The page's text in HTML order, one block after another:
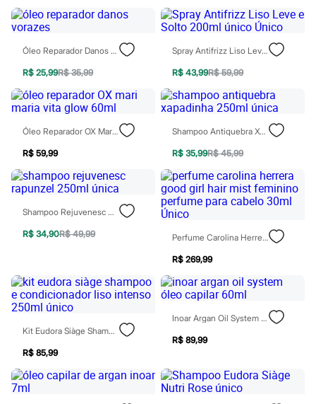
Moda esportiva
Shorts e Saias
Vestidos
Masculino
Em alta
Dia dos Pais
Inverno
Novidades
Roupas
Camisas
Calças
Camisetas e Regatas
Casacos e Jaquetas
Jeans
Polos
Acessórios
Bolsas e Mochilas
Chapéus e Bonés
Óculos
Relógios
Calçados
Botas
Chinelos
Sapatos
Sandálias e Papetes
Tênis
Moda esportiva
Acessórios
Óleo Reparador Danos Vorazes
R$ 25,99R$ 35,99
Spray Antifrizz Liso Leve E Solto 200ml Único Único
R$ 43,99R$ 59,99
Óleo Reparador OX Mari Maria Vita Glow 60ml
R$ 59,99
Shampoo Antiquebra Xapadinha 250ml Única
R$ 35,99R$ 45,99
Shampoo Rejuvenesc Rapunzel 250ml Única
R$ 34,90R$ 49,99 Perfume Carolina Herrera Good Girl Hair Mist Feminino Perfume Para Cabelo 30ml Único
R$ 269,99
Kit Eudora Siàge Shampoo E Condicionador Liso Intenso 250ml Único
R$ 85,99
Inoar Argan Oil System Óleo Capilar 60ml
R$ 89,99